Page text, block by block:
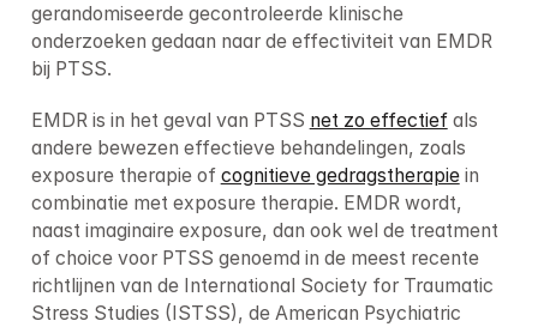
gerandomiseerde gecontroleerde klinische
onderzoeken gedaan naar de effectiviteit van EMDR
bij PTSS.
EMDR is in het geval van PTSS net zo effectief als
andere bewezen effectieve behandelingen, zoals
exposure therapie of cognitieve gedragstherapie in
combinatie met exposure therapie. EMDR wordt,
naast imaginaire exposure, dan ook wel de treatment
of choice voor PTSS genoemd in de meest recente
richtlijnen van de International Society for Traumatic
Stress Studies (ISTSS), de American Psychiatric